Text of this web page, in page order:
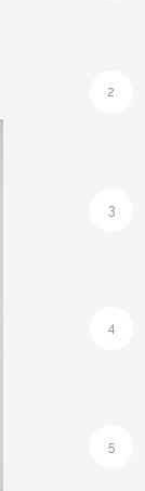
2
3
4
5